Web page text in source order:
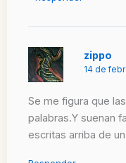
zippo
14 de
Se me figura que
palabras.Y suenan
escritas arriba de